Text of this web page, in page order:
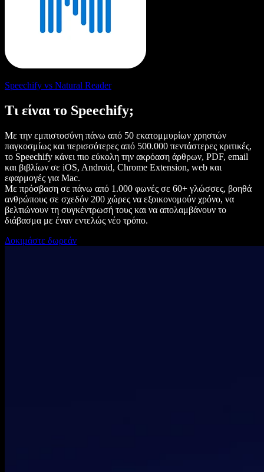
Speechify vs Natural Reader
Τι είναι το Speechify;
Με την εμπιστοσύνη πάνω από 50 εκατομμυρίων χρηστών
παγκοσμίως και περισσότερες από 500.000 πεντάστερες κριτικές,
το Speechify κάνει πιο εύκολη την ακρόαση άρθρων, PDF, email
και βιβλίων σε iOS, Android, Chrome Extension, web και
εφαρμογές για Mac.
Με πρόσβαση σε πάνω από 1.000 φωνές σε 60+ γλώσσες, βοηθά
ανθρώπους σε σχεδόν 200 χώρες να εξοικονομούν χρόνο, να
βελτιώνουν τη συγκέντρωσή τους και να απολαμβάνουν το
διάβασμα με έναν εντελώς νέο τρόπο.
Δοκιμάστε δωρεάν